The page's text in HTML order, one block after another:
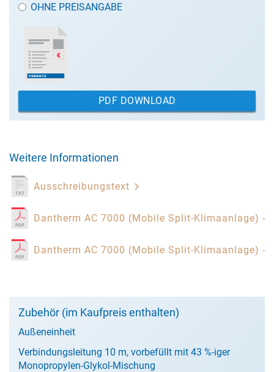
OHNE PREISANGABE
PDF DOWNLOAD
Weitere Informationen
Ausschreibungstext
Dantherm AC 7000 (Mobile Split-Klimaanlage) -
Dantherm AC 7000 (Mobile Split-Klimaanlage) -
Zubehör (im Kaufpreis enthalten)
Außeneinheit
Verbindungsleitung 10 m, vorbefüllt mit 43 %-iger
Monopropylen-Glykol-Mischung